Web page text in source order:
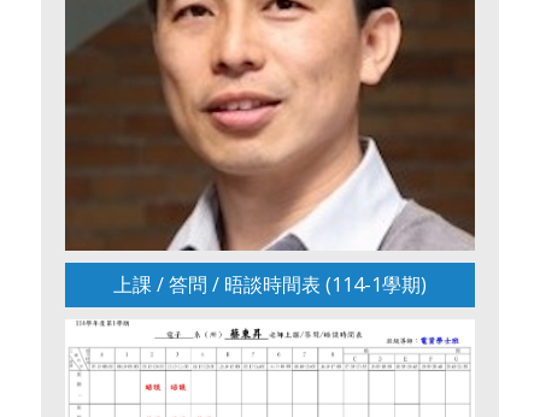
上課 / 答問 / 晤談時間表 (114-1學期)